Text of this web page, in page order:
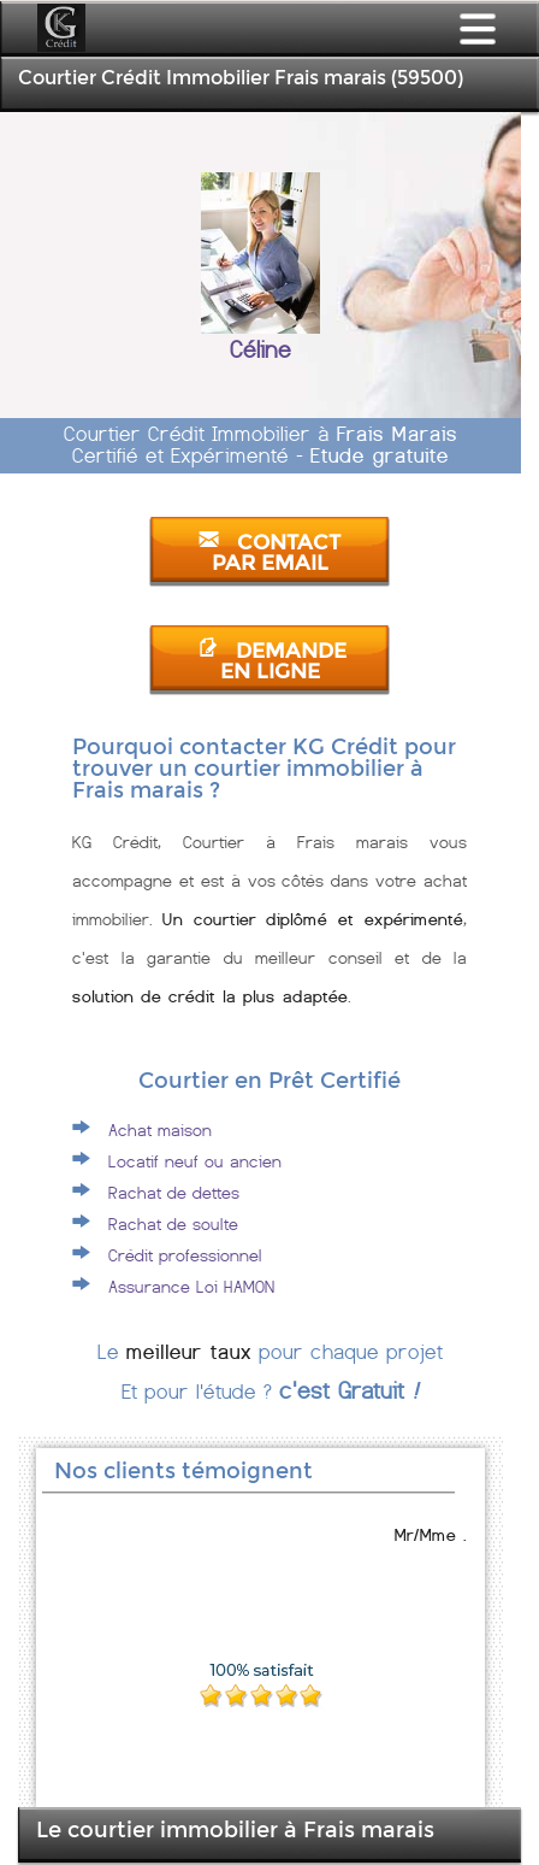
Courtier Crédit Immobilier Frais marais (59500)
Céline
Courtier Crédit Immobilier à Frais Marais
Certifié et Expérimenté - Etude gratuite
CONTACT
PAR EMAIL
DEMANDE
EN LIGNE
Pourquoi contacter KG Crédit pour
trouver un courtier immobilier à
Frais marais ?
KG Crédit, Courtier à Frais marais vous
accompagne et est à vos côtés dans votre achat
immobilier. Un courtier diplômé et expérimenté,
c'est la garantie du meilleur conseil et de la
solution de crédit la plus adaptée
Courtier en Prêt Certifié
Achat maison
Locatif neuf ou ancien
Rachat de dettes
Rachat de soulte
Crédit professionnel
Assurance Loi HAMON
Le meilleur taux pour chaque projet
Et pour l'étude ? c'est Gratuit !
Nos clients témoignent
Mr/Mme .
Le courtier immobilier à Frais marais